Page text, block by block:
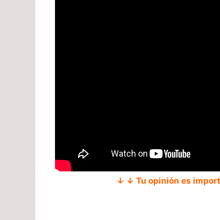
↓ ↓ Tu opinión es